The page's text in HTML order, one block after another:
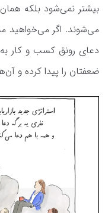
بیشتر نمی‌شود بلکه
می‌شوند. اگر می‌خواهید
دعای رونق کسب و کار
ضعفتان را پیدا کرده و